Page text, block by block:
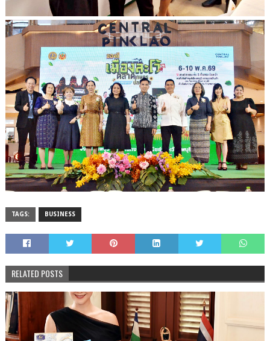
TAGS: BUSINESS
RELATED POSTS